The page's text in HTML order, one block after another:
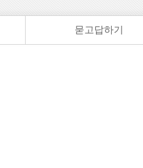
묻고답하기